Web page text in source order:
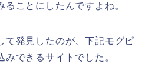
ることにしたんですよね。
て発見したのが、下記モグピ
みできるサイトでした。